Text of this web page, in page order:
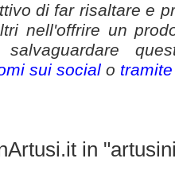
di far risaltare e
nell'offrire un
sui social o
in